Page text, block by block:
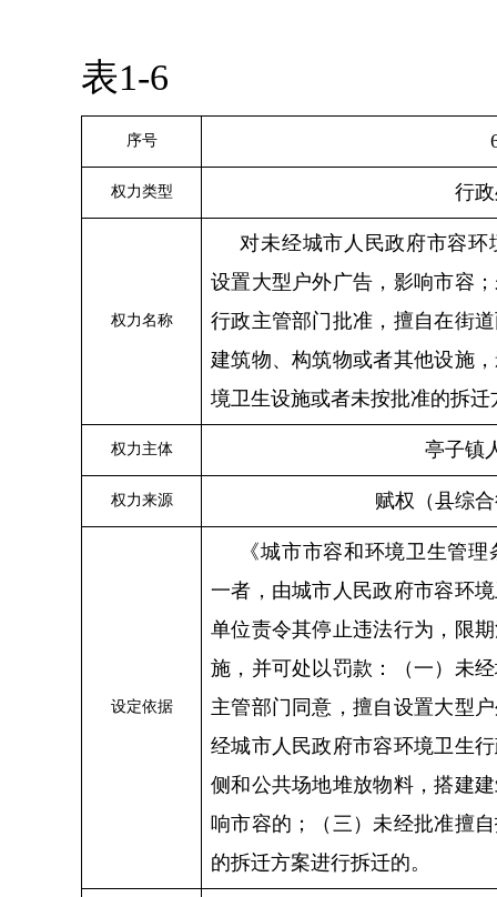
表1-6
序号
权力类型 行
权力名称
对未经城市人民政府市容
设置大型户外广告，影响市容
行政主管部门批准，擅自在街
建筑物、构筑物或者其他设施
境卫生设施或者未按批准的拆
权力主体 亭子镇
权力来源 赋权（县综
设定依据
《城市市容和环境卫生管
一者，由城市人民政府市容环
单位责令其停止违法行为，限
施，并可处以罚款：
（一 ） 未
主管部门同意，擅自设置大型
经城市人民政府市容环境卫生
侧和公共场地堆放物料，搭建
响市容的；
（ 三 ）未经批准擅
的拆迁方案进行拆迁的。